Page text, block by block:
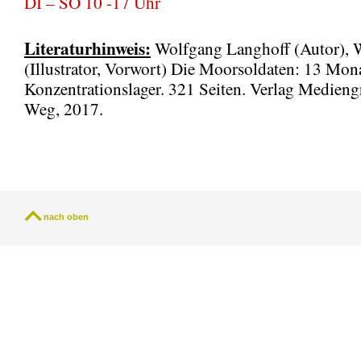
Literaturhinweis: Wolfgang Langhoff (Autor),
(Illustrator, Vorwort) Die Moorsoldaten: 13
Konzentrationslager. 321 Seiten. Verlag
Weg, 2017.
nach oben